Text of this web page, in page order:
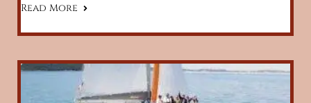
Read More